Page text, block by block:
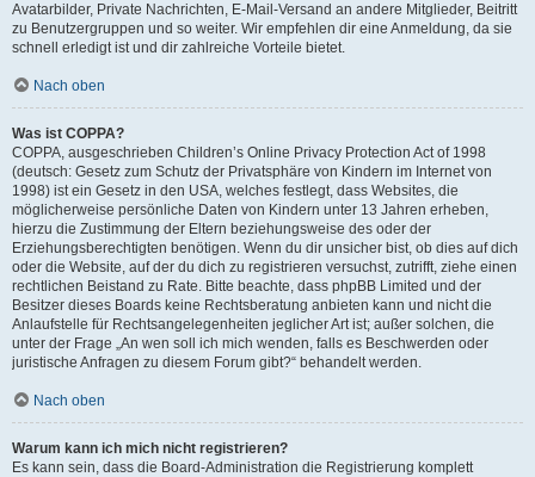
Avatarbilder, Private Nachrichten, E-Mail-Versand an andere Mitglieder, Beitritt
zu Benutzergruppen und so weiter. Wir empfehlen dir eine Anmeldung, da sie
schnell erledigt ist und dir zahlreiche Vorteile bietet.
Nach oben
Was ist COPPA?
COPPA, ausgeschrieben Children’s Online Privacy Protection Act of 1998
(deutsch: Gesetz zum Schutz der Privatsphäre von Kindern im Internet von
1998) ist ein Gesetz in den USA, welches festlegt, dass Websites, die
möglicherweise persönliche Daten von Kindern unter 13 Jahren erheben,
hierzu die Zustimmung der Eltern beziehungsweise des oder der
Erziehungsberechtigten benötigen. Wenn du dir unsicher bist, ob dies auf dich
oder die Website, auf der du dich zu registrieren versuchst, zutrifft, ziehe einen
rechtlichen Beistand zu Rate. Bitte beachte, dass phpBB Limited und der
Besitzer dieses Boards keine Rechtsberatung anbieten kann und nicht die
Anlaufstelle für Rechtsangelegenheiten jeglicher Art ist; außer solchen, die
unter der Frage „An wen soll ich mich wenden, falls es Beschwerden oder
juristische Anfragen zu diesem Forum gibt?“ behandelt werden.
Nach oben
Warum kann ich mich nicht registrieren?
Es kann sein, dass die Board-Administration die Registrierung komplett